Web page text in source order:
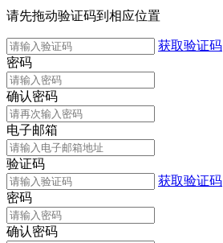
请先拖动验证码到相应位置
获取验证码
密码
确认密码
电子邮箱
验证码
获取验证码
密码
确认密码